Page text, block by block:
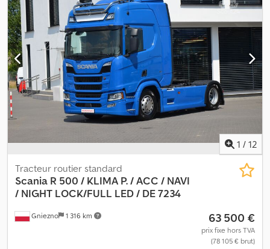
1 / 12
Gniezno 1 316 km
Tracteur routier standard
Scania R 500 / KLIMA P. / ACC / NAVI
/ NIGHT LOCK/FULL LED / DE 7234
63 500 €
prix fixe hors TVA
(78 105 € brut)